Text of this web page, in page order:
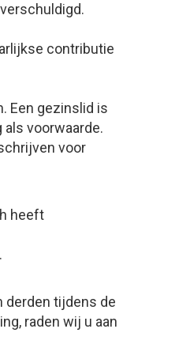
contributie
Een gezinslid is
voorwaarde.
voor
heeft
derden tijdens de
raden wij u aan